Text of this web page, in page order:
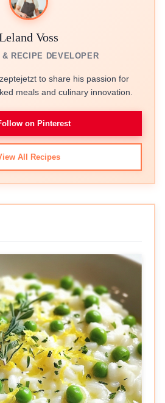
Voss
& RECIPE DEVELOPER
to share his passion for
meals and culinary innovation.
on Pinterest
All Recipes